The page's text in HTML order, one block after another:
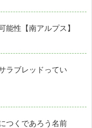
性【南アルプス】
ラブレッドってい
つくであろう名前